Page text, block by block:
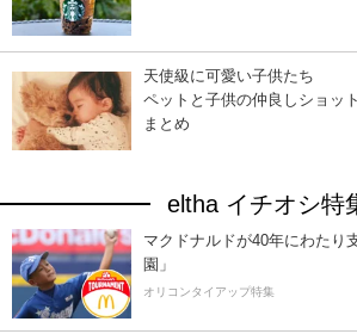
天使級に可愛い子供たち
ペットと子供の仲良しショッ
まとめ
eltha イチオシ特
マクドナルドが40年にわたり
園」
オリコンタイアップ特集